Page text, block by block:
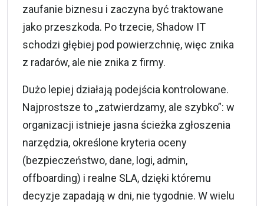
zaufanie biznesu i zaczyna być traktowane
jako przeszkoda. Po trzecie, Shadow IT
schodzi głębiej pod powierzchnię, więc znika
z radarów, ale nie znika z firmy.
Dużo lepiej działają podejścia kontrolowane.
Najprostsze to „zatwierdzamy, ale szybko”: w
organizacji istnieje jasna ścieżka zgłoszenia
narzędzia, określone kryteria oceny
(bezpieczeństwo, dane, logi, admin,
offboarding) i realne SLA, dzięki któremu
decyzje zapadają w dni, nie tygodnie. W wielu